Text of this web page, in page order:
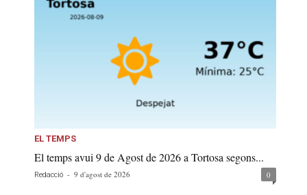
EL TEMPS
El temps avui 9 de Agost de 2026 a Tortosa segons...
Redacció - 9 d'agost de 2026 0